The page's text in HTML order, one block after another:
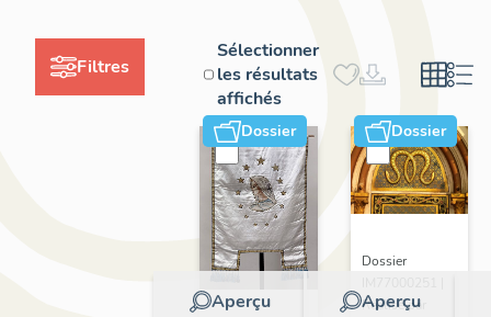
Filtres
Sélectionner
les résultats
affichés
Dossier
Aperçu
Dossier
Aperçu
Dossier
Réalisé par